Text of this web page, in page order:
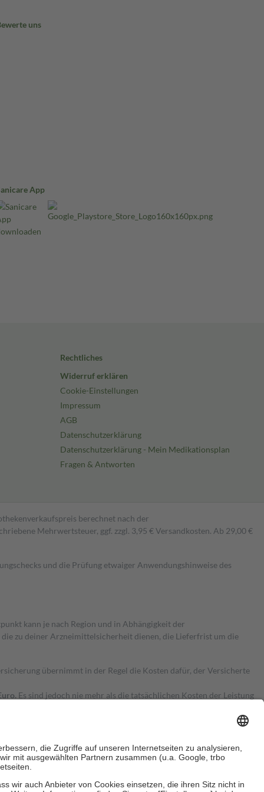
uns
App
Rechtliches
Widerruf erklären
Cookie-Einstellungen
Impressum
AGB
Datenschutzerklärung
Datenschutzerklärung - Mein Medikationsplan
Fragen & Antworten
berechnet nach der
Mehrwertsteuer, ggf. zzgl. 3,95 € Versandkosten. Ab 29,00 €
und die Prüfung etwaiger Anwendungshinweise des
kann je nach Region und in Abhängigkeit der
zu deiner Arzneimittelsicherheit dienen, die Lieferfrist um die
übernimmt in der Regel die Kosten dafür, der Versicherte
Es sind jedoch nie mehr als die tatsächlichen Kosten der Leistung
Zuzahlungen an bei: